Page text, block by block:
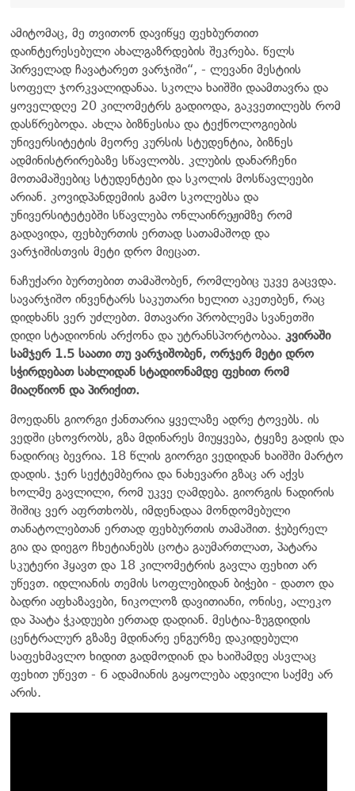
ამიტომაც, მე თვითონ დავიწყე ფეხბურთით
დაინტერესებული ახალგაზრდების შეკრება. წელს
პირველად ჩავატარეთ ვარჯიში“, - ლევანი მესტიის
სოფელ ჯორკვალიდანაა. სკოლა ხაიშში დაამთავრა და
ყოველდღე 20 კილომეტრს გადიოდა, გაკვეთილებს რომ
დასწრებოდა. ახლა ბიზნესისა და ტექნოლოგიების
უნივერსიტეტის მეორე კურსის სტუდენტია, ბიზნეს
ადმინისტრირებაზე სწავლობს. კლუბის დანარჩენი
მოთამაშეებიც სტუდენტები და სკოლის მოსწავლეები
არიან. კოვიდპანდემიის გამო სკოლებსა და
უნივერსიტეტებში სწავლება ონლაინრეჟიმზე რომ
გადავიდა, ფეხბურთის ერთად სათამაშოდ და
ვარჯიშისთვის მეტი დრო მიეცათ.
ნაჩუქარი ბურთებით თამაშობენ, რომლებიც უკვე გაცვდა.
სავარჯიშო ინვენტარს საკუთარი ხელით აკეთებენ, რაც
დიდხანს ვერ უძლებთ. მთავარი პრობლემა სვანეთში
დიდი სტადიონის არქონა და უტრანსპორტობაა. კვირაში
სამჯერ 1.5 საათი თუ ვარჯიშობენ, ორჯერ მეტი დრო
სჭირდებათ სახლიდან სტადიონამდე ფეხით რომ
მიაღწიონ და პირიქით.
მოედანს გიორგი ქანთარია ყველაზე ადრე ტოვებს. ის
ვედში ცხოვრობს, გზა მდინარეს მიუყვება, ტყეზე გადის და
ნადირიც ბევრია. 18 წლის გიორგი ვედიდან ხაიშში მარტო
დადის. ჯერ სექტემბერია და ნახევარი გზაც არ აქვს
ხოლმე გავლილი, რომ უკვე ღამდება. გიორგის ნადირის
შიშიც ვერ აფრთხობს, იმდენადაა მონდომებული
თანატოლებთან ერთად ფეხბურთის თამაშით. ჭუბერელ
გია და დიეგო ჩხეტიანებს ცოტა გაუმართლათ, პატარა
სკუტერი ჰყავთ და 18 კილომეტრის გავლა ფეხით არ
უწევთ. იდლიანის თემის სოფლებიდან ბიჭები - დათო და
ბადრი აფხაზავები, ნიკოლოზ დავითიანი, ონისე, ალეკო
და პაატა ჭკადუები ერთად დადიან. მესტია-ზუგდიდის
ცენტრალურ გზაზე მდინარე ენგურზე დაკიდებული
საფეხმავლო ხიდით გადმოდიან და ხაიშამდე ასვლაც
ფეხით უწევთ - 6 ადამიანის გაყოლება ადვილი საქმე არ
არის.